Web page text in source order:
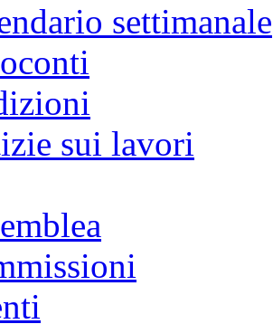
settimanale
sui lavori